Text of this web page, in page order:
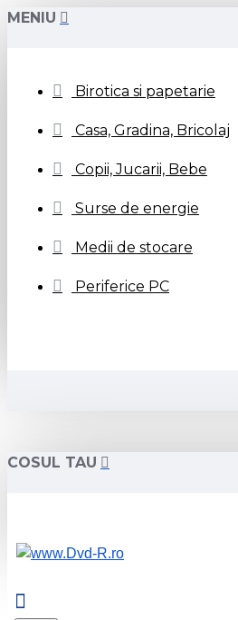
MENIU
Birotica si papetarie
Casa, Gradina, Bricolaj
Copii, Jucarii, Bebe
Surse de energie
Medii de stocare
Periferice PC
COSUL TAU